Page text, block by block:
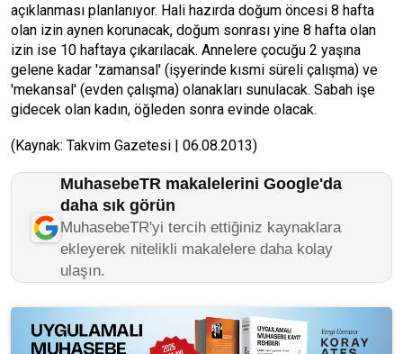
açıklanması planlanıyor. Hali hazırda doğum öncesi 8 hafta
olan izin aynen korunacak, doğum sonrası yine 8 hafta olan
izin ise 10 haftaya çıkarılacak. Annelere çocuğu 2 yaşına
gelene kadar 'zamansal' (işyerinde kısmi süreli çalışma) ve
'mekansal' (evden çalışma) olanakları sunulacak. Sabah işe
gidecek olan kadın, öğleden sonra evinde olacak.
(Kaynak: Takvim Gazetesi | 06.08.2013)
MuhasebeTR makalelerini Google'da
daha sık görün
MuhasebeTR'yi tercih ettiğiniz kaynaklara
ekleyerek nitelikli makalelere daha kolay
ulaşın.